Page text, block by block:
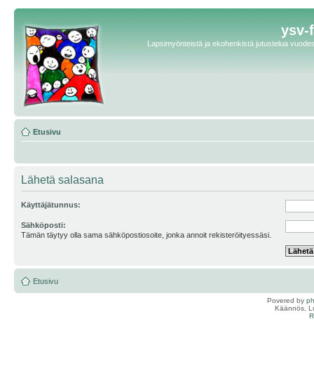
ysv-
Lapsimyönteistä ja ekohenkistä jutustelua
Etusivu
Lähetä salasana
Käyttäjätunnus:
Sähköposti:
Tämän täytyy olla sama sähköpostiosoite, jonka annoit rekisteröityessäsi.
Etusivu
Povered by
Käännös,